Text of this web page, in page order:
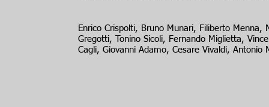
Enrico Crispolti, Bruno Munari, Filiberto
Gregotti, Tonino Sicoli, Fernando Miglietta,
Cagli, Giovanni Adamo, Cesare Vivaldi, Antonio